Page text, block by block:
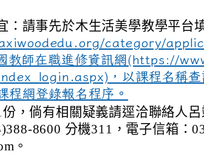
：請事先於木生活美學教學平台
category/
教師在職進修資訊網(https://
，以課程名稱查
程網登錄報名程序。
，倘有相關疑義請逕洽聯絡人
8600 分機311，電子信箱：
。